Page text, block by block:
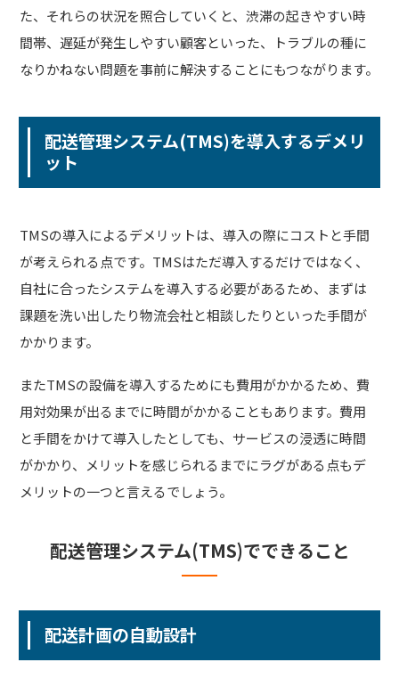
た、それらの状況を照合していくと、渋滞の起きやすい時
間帯、遅延が発生しやすい顧客といった、トラブルの種に
なりかねない問題を事前に解決することにもつながります。
配送管理システム(TMS)を導入するデメリ
ット
TMSの導入によるデメリットは、導入の際にコストと手間
が考えられる点です。TMSはただ導入するだけではなく、
自社に合ったシステムを導入する必要があるため、まずは
課題を洗い出したり物流会社と相談したりといった手間が
かかります。
またTMSの設備を導入するためにも費用がかかるため、費
用対効果が出るまでに時間がかかることもあります。費用
と手間をかけて導入したとしても、サービスの浸透に時間
がかかり、メリットを感じられるまでにラグがある点もデ
メリットの一つと言えるでしょう。
配送管理システム(TMS)でできること
配送計画の自動設計